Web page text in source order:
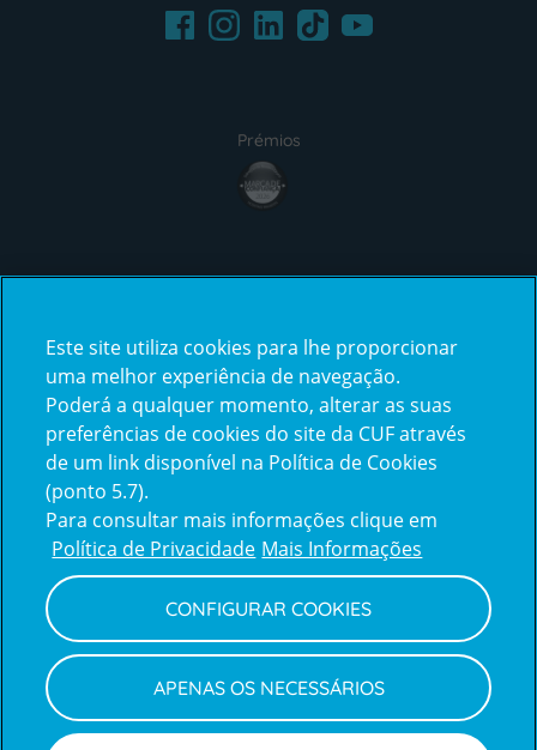
FacebookInstagramLinkedInTikTokYoutube
Prémios
award4
certification2certification3
Reclamações
e
elogios
Policy
Política de Privacidade e Cookies
Termos e Condições
Declaração de Acessibilidade
Canal de Denúncias
Informações legais
Este site utiliza cookies para lhe proporcionar
uma melhor experiência de navegação.
Poderá a qualquer momento, alterar as suas
preferências de cookies do site da CUF através
de um link disponível na Política de Cookies
(ponto 5.7).
Para consultar mais informações clique em
Política de Privacidade Mais Informações
CONFIGURAR COOKIES
APENAS OS NECESSÁRIOS